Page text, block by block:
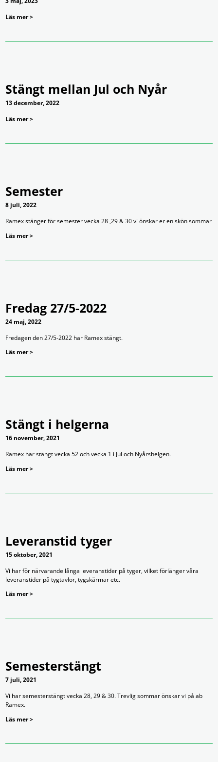
Läs mer >
Stängt mellan Jul och Nyår
13 december, 2022
Läs mer >
Semester
8 juli, 2022
Ramex stänger för semester vecka 28 ,29 & 30 vi önskar er en skön sommar
Läs mer >
Fredag 27/5-2022
24 maj, 2022
Fredagen den 27/5-2022 har Ramex stängt.
Läs mer >
Stängt i helgerna
16 november, 2021
Ramex har stängt vecka 52 och vecka 1 i Jul och Nyårshelgen.
Läs mer >
Leveranstid tyger
15 oktober, 2021
Vi har för närvarande långa leveranstider på tyger, vilket förlänger våra
leveranstider på tygtavlor, tygskärmar etc.
Läs mer >
Semesterstängt
7 juli, 2021
Vi har semesterstängt vecka 28, 29 & 30. Trevlig sommar önskar vi på ab
Ramex.
Läs mer >